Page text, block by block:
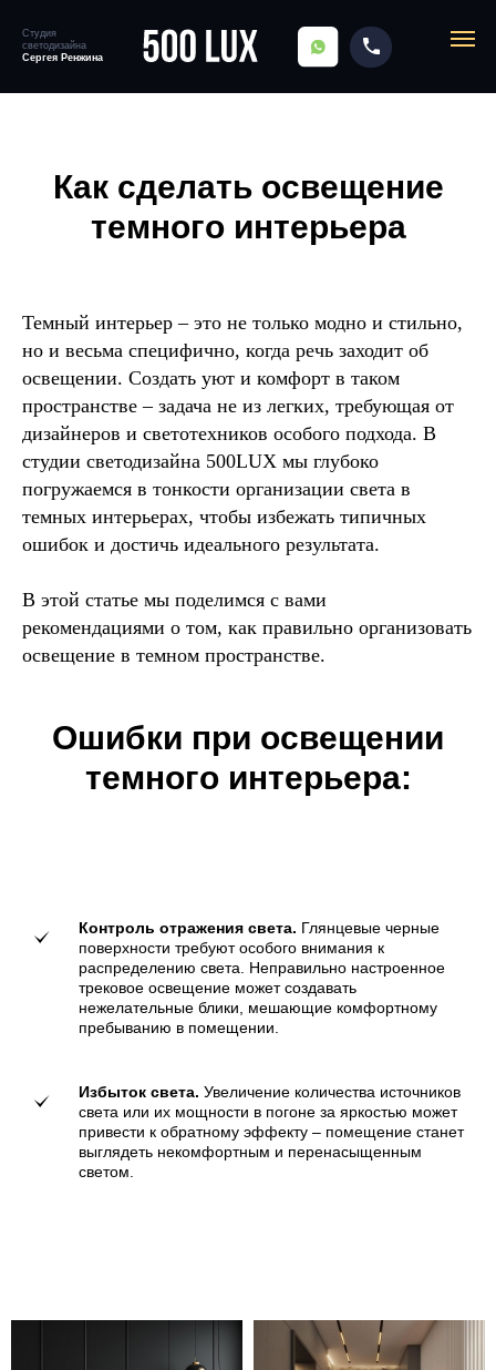
SITENAME
Студия
светодизайна
Сергея Ренжина
Как сделать освещение
темного интерьера
Темный интерьер – это не только модно и стильно,
но и весьма специфично, когда речь заходит об
освещении. Создать уют и комфорт в таком
пространстве – задача не из легких, требующая от
дизайнеров и светотехников особого подхода. В
студии светодизайна 500LUX мы глубоко
погружаемся в тонкости организации света в
темных интерьерах, чтобы избежать типичных
ошибок и достичь идеального результата.
В этой статье мы поделимся с вами
рекомендациями о том, как правильно организовать
освещение в темном пространстве.
Ошибки при освещении
темного интерьера:
Контроль отражения света. Глянцевые черные
поверхности требуют особого внимания к
распределению света. Неправильно настроенное
трековое освещение может создавать
нежелательные блики, мешающие комфортному
пребыванию в помещении.
Избыток света. Увеличение количества источников
света или их мощности в погоне за яркостью может
привести к обратному эффекту – помещение станет
выглядеть некомфортным и перенасыщенным
светом.